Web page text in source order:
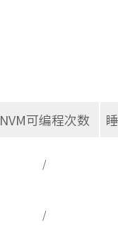
NVM可编程次数
/
/